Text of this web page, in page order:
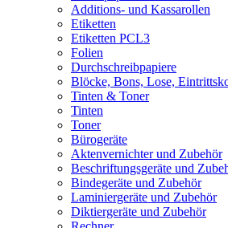
Additions- und Kassarollen
Etiketten
Etiketten PCL3
Folien
Durchschreibpapiere
Blöcke, Bons, Lose,
Tinten & Toner
Tinten
Toner
Bürogeräte
Aktenvernichter und Zubehör
Beschriftungsgeräte und
Bindegeräte und Zubehör
Laminiergeräte und Zubehör
Diktiergeräte und Zubehör